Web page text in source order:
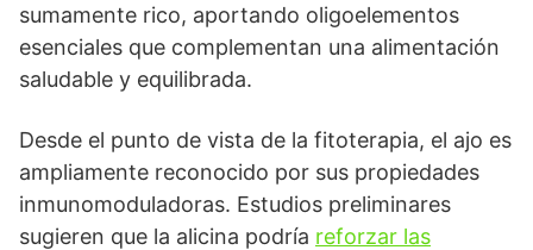
sumamente rico, aportando oligoelementos
esenciales que complementan una alimentación
saludable y equilibrada.
Desde el punto de vista de la fitoterapia, el ajo es
ampliamente reconocido por sus propiedades
inmunomoduladoras. Estudios preliminares
sugieren que la alicina podría reforzar las